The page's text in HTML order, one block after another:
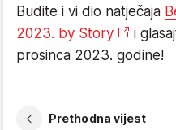
Budite i vi dio natječaja
2023. by Story
i
prosinca 2023. godine!
Prethodna vijest